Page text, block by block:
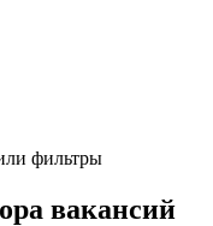
фильтры
вакансий